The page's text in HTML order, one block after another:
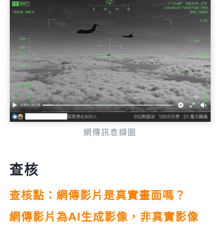
網傳訊息擷圖
查核
查核點：網傳影片是真實畫面嗎？
網傳影片為AI生成影像，非真實影像